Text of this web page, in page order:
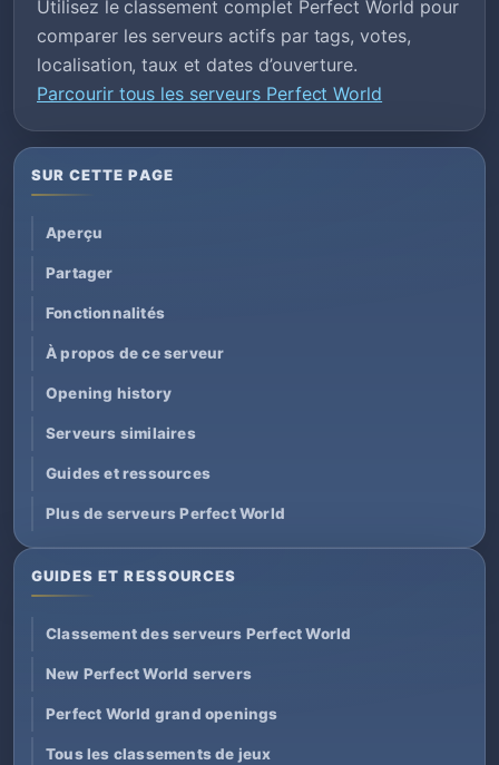
Utilisez le classement complet Perfect World pour
comparer les serveurs actifs par tags, votes,
localisation, taux et dates d’ouverture.
Parcourir tous les serveurs Perfect World
SUR CETTE PAGE
Aperçu
Partager
Fonctionnalités
À propos de ce serveur
Opening history
Serveurs similaires
Guides et ressources
Plus de serveurs Perfect World
GUIDES ET RESSOURCES
Classement des serveurs Perfect World
New Perfect World servers
Perfect World grand openings
Tous les classements de jeux